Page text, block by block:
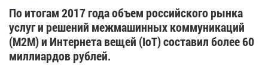
По итогам 2017 года объем российского рынка
услуг и решений межмашинных коммуникаций
(M2M) и Интернета вещей (IoT) составил более 60
миллиардов рублей.